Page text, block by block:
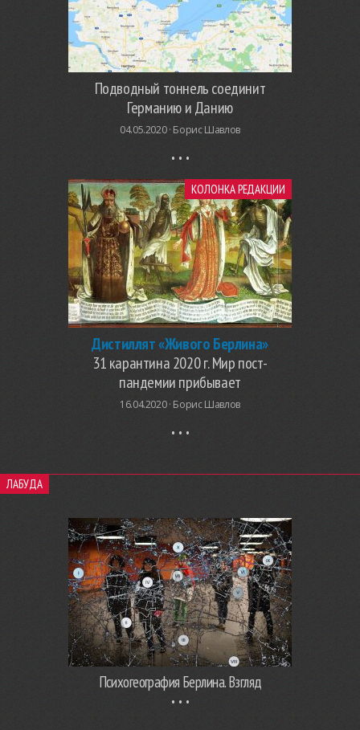
Подводный тоннель соединит
Германию и Данию
04.05.2020 · Борис Шавлов
КОЛОНКА РЕДАКЦИИ
Дистиллят «Живого Берлина»
31 карантина 2020 г. Мир пост-
пандемии прибывает
16.04.2020 · Борис Шавлов
ЛАБУДА
Психогеография Берлина. Взгляд